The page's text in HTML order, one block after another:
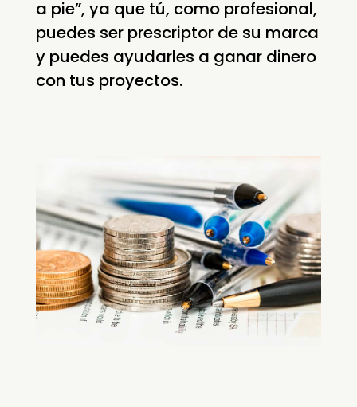
a pie”, ya que tú, como profesional,
puedes ser prescriptor de su marca
y puedes ayudarles a ganar dinero
con tus proyectos.